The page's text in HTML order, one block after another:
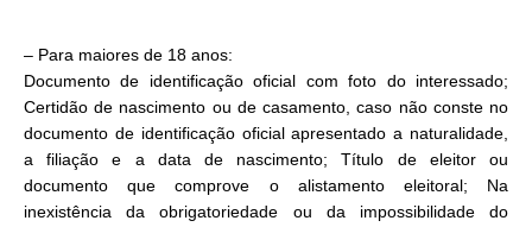
– Para maiores de 18 anos:
Documento de identificação oficial com foto do interessado;
Certidão de nascimento ou de casamento, caso não conste no
documento de identificação oficial apresentado a naturalidade,
a filiação e a data de nascimento; Título de eleitor ou
documento que comprove o alistamento eleitoral; Na
inexistência da obrigatoriedade ou da impossibilidade do